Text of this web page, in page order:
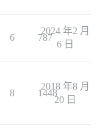
6 787
2024 年2 月
6 日
8 1448
2018 年8 月
20 日